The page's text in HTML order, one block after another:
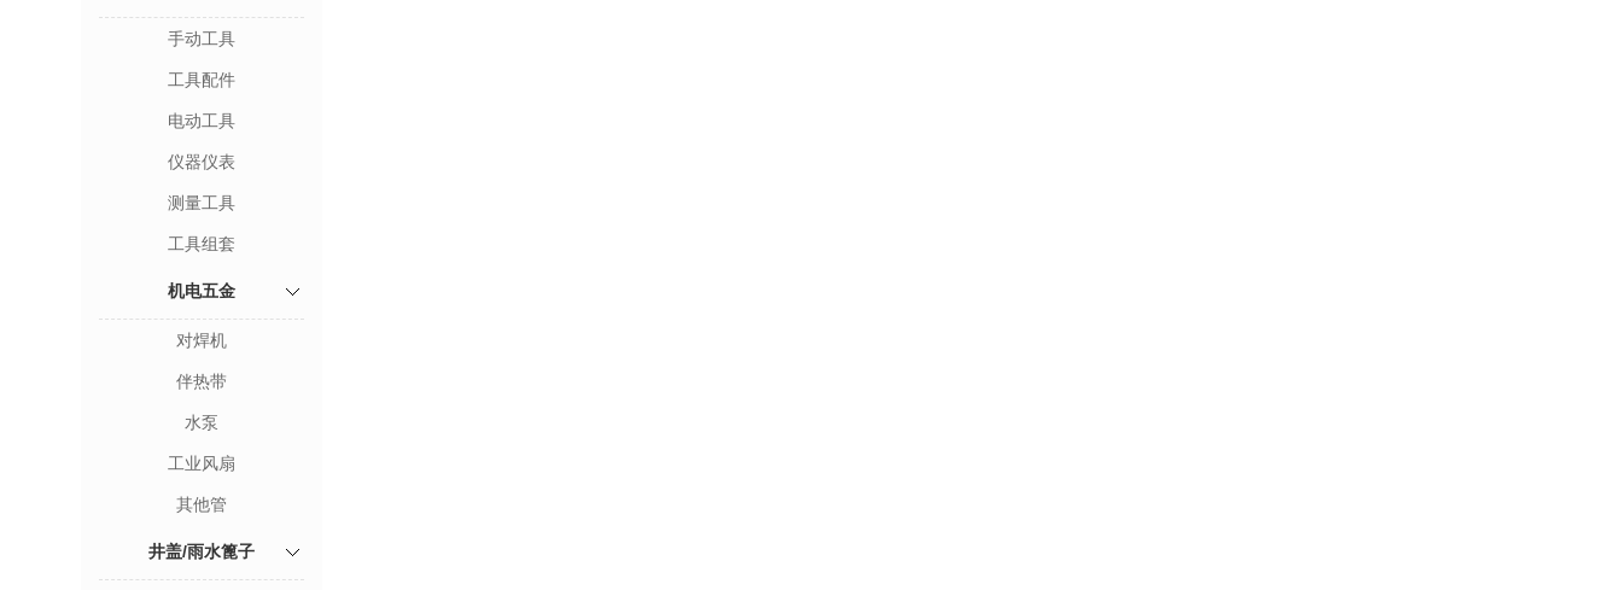
手动工具
工具配件
电动工具
仪器仪表
测量工具
工具组套
机电五金
对焊机
伴热带
水泵
工业风扇
其他管
井盖/雨水篦子